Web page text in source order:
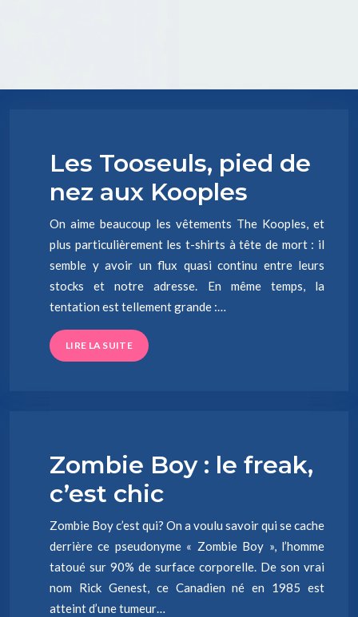
Les Tooseuls, pied de
nez aux Kooples
On aime beaucoup les vêtements The Kooples, et
plus particulièrement les t-shirts à tête de mort : il
semble y avoir un flux quasi continu entre leurs
stocks et notre adresse. En même temps, la
tentation est tellement grande :…
LIRE LA SUITE
Zombie Boy : le freak,
c’est chic
Zombie Boy c’est qui? On a voulu savoir qui se cache
derrière ce pseudonyme « Zombie Boy », l’homme
tatoué sur 90% de surface corporelle. De son vrai
nom Rick Genest, ce Canadien né en 1985 est
atteint d’une tumeur…